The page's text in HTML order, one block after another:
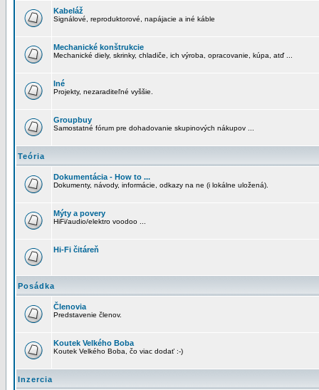
Kabeláž
Signálové, reproduktorové, napájacie a iné káble
Mechanické konštrukcie
Mechanické diely, skrinky, chladiče, ich výroba, opracovanie, kúpa, atď ...
Iné
Projekty, nezaraditeľné vyššie.
Groupbuy
Samostatné fórum pre dohadovanie skupinových nákupov ...
Teória
Dokumentácia - How to ...
Dokumenty, návody, informácie, odkazy na ne (i lokálne uložená).
Mýty a povery
HiFi/audio/elektro voodoo ...
Hi-Fi čitáreň
Posádka
Členovia
Predstavenie členov.
Koutek Velkého Boba
Koutek Velkého Boba, čo viac dodať :-)
Inzercia